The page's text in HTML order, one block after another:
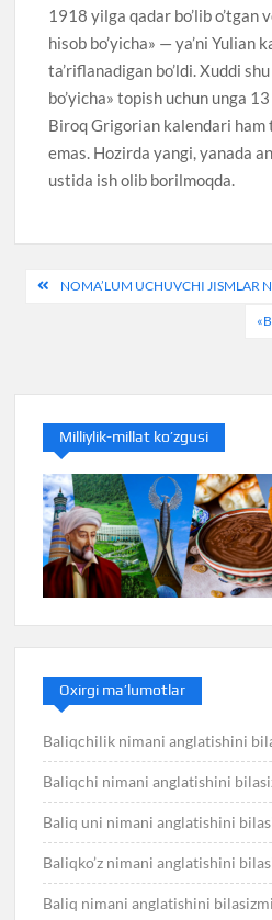
1918 yilga qadar bo’lib o’tgan
hisob bo’yicha» — ya’ni Yulian
ta’riflanadigan bo’ldi. Xuddi
bo’yicha» topish uchun unga
Biroq Grigorian kalendari ham
emas. Hozirda yangi, yanada
ustida ish olib borilmoqda.
PostNOMA’LUM UCHUVCHI JISMLAR
Milliylik-millat ko’zgusi
Oxirgi ma’lumotlar
Baliqchilik nimani anglatishini
Baliqchi nimani anglatishini
Baliq uni nimani anglatishini
Baliqko’z nimani anglatishini
Baliq nimani anglatishini bilasizmi